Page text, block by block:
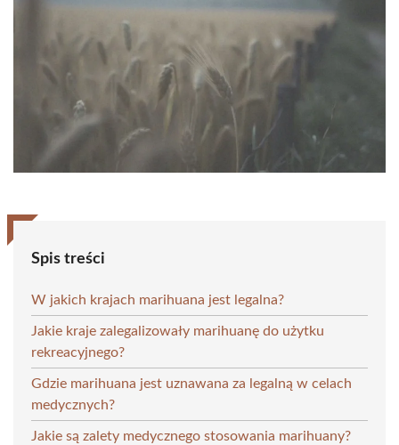
Spis treści
W jakich krajach marihuana jest legalna?
Jakie kraje zalegalizowały marihuanę do użytku
rekreacyjnego?
Gdzie marihuana jest uznawana za legalną w celach
medycznych?
Jakie są zalety medycznego stosowania marihuany?